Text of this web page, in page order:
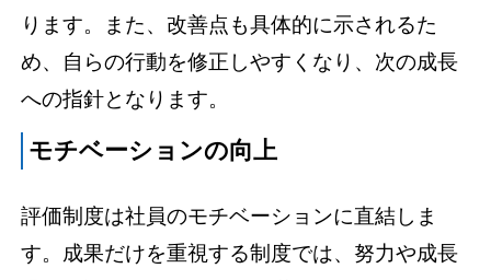
ります。また、改善点も具体的に示されるた
め、自らの行動を修正しやすくなり、次の成長
への指針となります。
モチベーションの向上
評価制度は社員のモチベーションに直結しま
す。成果だけを重視する制度では、努力や成長